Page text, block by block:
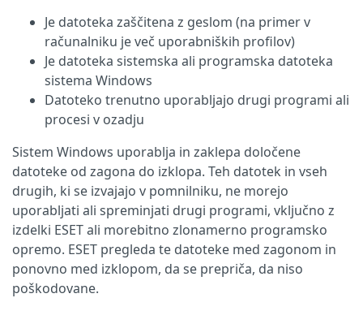
Je datoteka zaščitena z geslom (na primer v
računalniku je več uporabniških profilov)
Je datoteka sistemska ali programska datoteka
sistema Windows
Datoteko trenutno uporabljajo drugi programi ali
procesi v ozadju
Sistem Windows uporablja in zaklepa določene
datoteke od zagona do izklopa. Teh datotek in vseh
drugih, ki se izvajajo v pomnilniku, ne morejo
uporabljati ali spreminjati drugi programi, vključno z
izdelki ESET ali morebitno zlonamerno programsko
opremo. ESET pregleda te datoteke med zagonom in
ponovno med izklopom, da se prepriča, da niso
poškodovane.